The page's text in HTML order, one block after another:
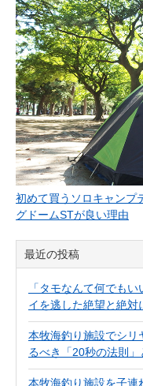
初めて買うソロキャンプ
グドームSTが良い理由
最近の投稿
「タモなんて何でも
イを逃した絶望と絶対
本牧海釣り施設でシリ
るべき「20秒の法則」
本牧海釣り施設を子連